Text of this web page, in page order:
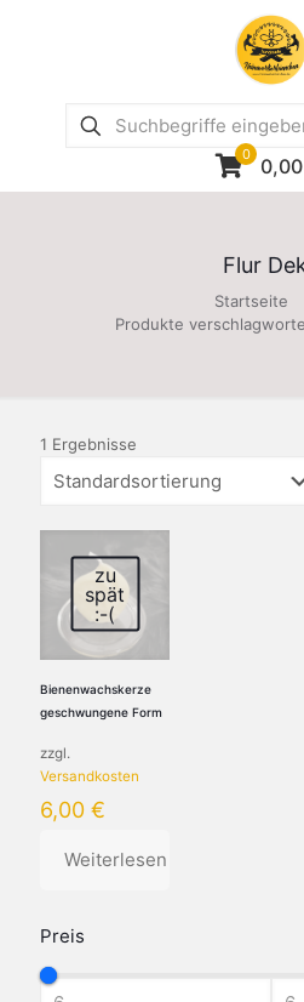
0 0,00
Flur
Startseite
Produkte
Preis
1 Ergebnisse
zu
spät
:-(
Bienenwachskerze
geschwungene Form
zzgl.
Versandkosten
6,00 €
Weiterlesen